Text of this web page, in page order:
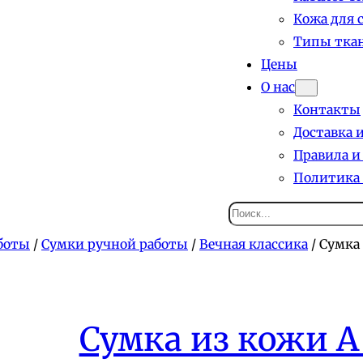
Кожа для
Типы
Цены
О нас
Контакты
Доставка
Правила и
Политика
Поиск
/ Сумки ручной работы / Вечная классика /
Сумка из кожи